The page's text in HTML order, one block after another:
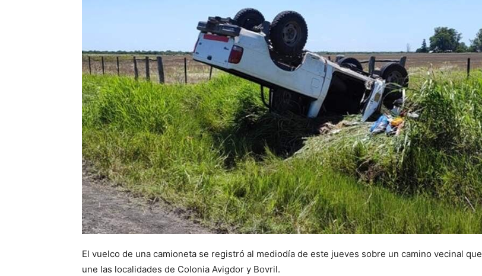
El vuelco de una camioneta se registró al mediodía de este jueves sobre un camino vecinal que
une las localidades de Colonia Avigdor y Bovril.